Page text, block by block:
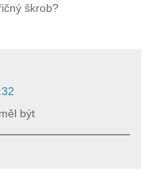
škrob?
být